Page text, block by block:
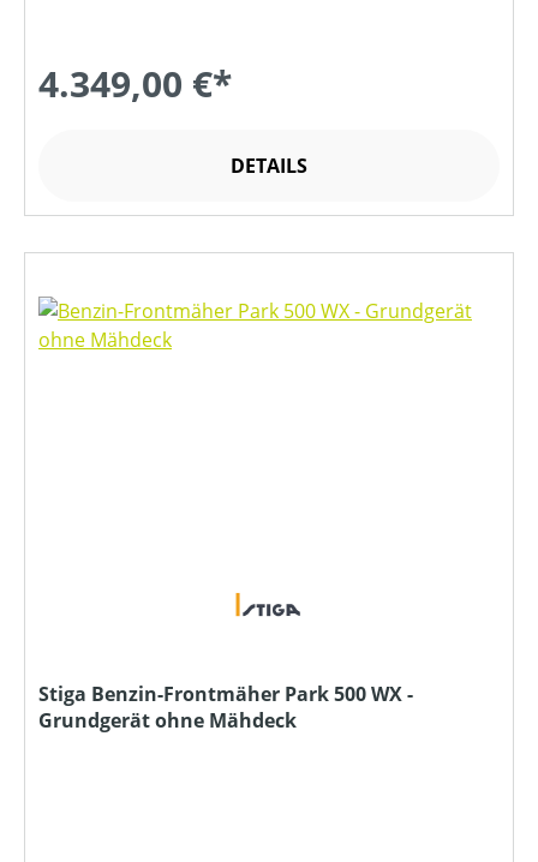
4.349,00 €*
DETAILS
Stiga Benzin-Frontmäher Park 500 WX -
Grundgerät ohne Mähdeck